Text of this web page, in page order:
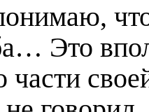
Это
части